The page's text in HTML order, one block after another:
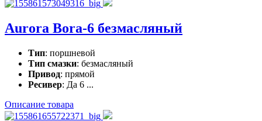
Aurora Bora-6 безмасляный
Тип: поршневой
Тип смазки: безмасляный
Привод: прямой
Ресивер: Да 6 ...
Описание товара